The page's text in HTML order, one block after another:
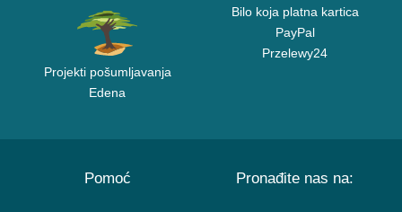
Projekti pošumljavanja
Edena
Bilo koja platna kartica
PayPal
Przelewy24
Pomoć Pronađite nas na: